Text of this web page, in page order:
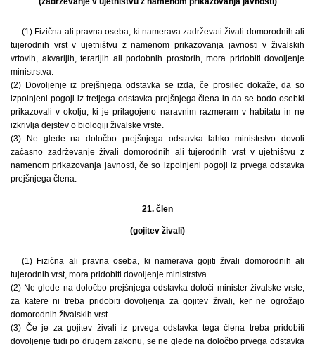
(1) Fizična ali pravna oseba, ki namerava zadrževati živali domorodnih ali
tujerodnih vrst v ujetništvu z namenom prikazovanja javnosti v živalskih
vrtovih, akvarijih, terarijih ali podobnih prostorih, mora pridobiti dovoljenje
ministrstva.
(2) Dovoljenje iz prejšnjega odstavka se izda, če prosilec dokaže, da so
izpolnjeni pogoji iz tretjega odstavka prejšnjega člena in da se bodo osebki
prikazovali v okolju, ki je prilagojeno naravnim razmeram v habitatu in ne
izkrivlja dejstev o biologiji živalske vrste.
(3) Ne glede na določbo prejšnjega odstavka lahko ministrstvo dovoli
začasno zadrževanje živali domorodnih ali tujerodnih vrst v ujetništvu z
namenom prikazovanja javnosti, če so izpolnjeni pogoji iz prvega odstavka
prejšnjega člena.
21. člen
(gojitev živali)
(1) Fizična ali pravna oseba, ki namerava gojiti živali domorodnih ali
tujerodnih vrst, mora pridobiti dovoljenje ministrstva.
(2) Ne glede na določbo prejšnjega odstavka določi minister živalske vrste,
za katere ni treba pridobiti dovoljenja za gojitev živali, ker ne ogrožajo
domorodnih živalskih vrst.
(3) Če je za gojitev živali iz prvega odstavka tega člena treba pridobiti
dovoljenje tudi po drugem zakonu, se ne glede na določbo prvega odstavka